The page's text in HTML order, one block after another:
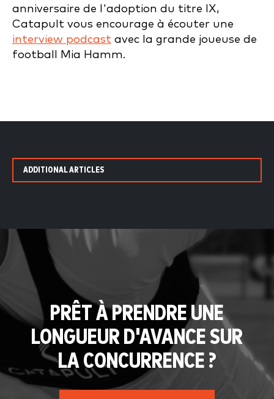
anniversaire de l'adoption du titre IX,
Catapult vous encourage à écouter une
interview podcast avec la grande joueuse de
football Mia Hamm.
ADDITIONAL ARTICLES
PRÊT À PRENDRE UNE
LONGUEUR D'AVANCE SUR
LA CONCURRENCE ?